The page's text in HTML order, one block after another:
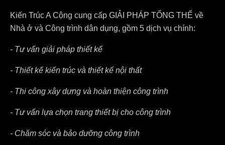
Kiến Trúc A Cộng cung cấp GIẢI PHÁP TỔNG THỂ về
Nhà ở và Công trình dân dụng, gồm 5 dịch vụ chính:
- Tư vấn giải pháp thiết kế
- Thiết kế kiến trúc và thiết kế nội thất
- Thi công xây dựng và hoàn thiện công trình
- Tư vấn lựa chọn trang thiết bị cho công trình
- Chăm sóc và bảo dưỡng công trình